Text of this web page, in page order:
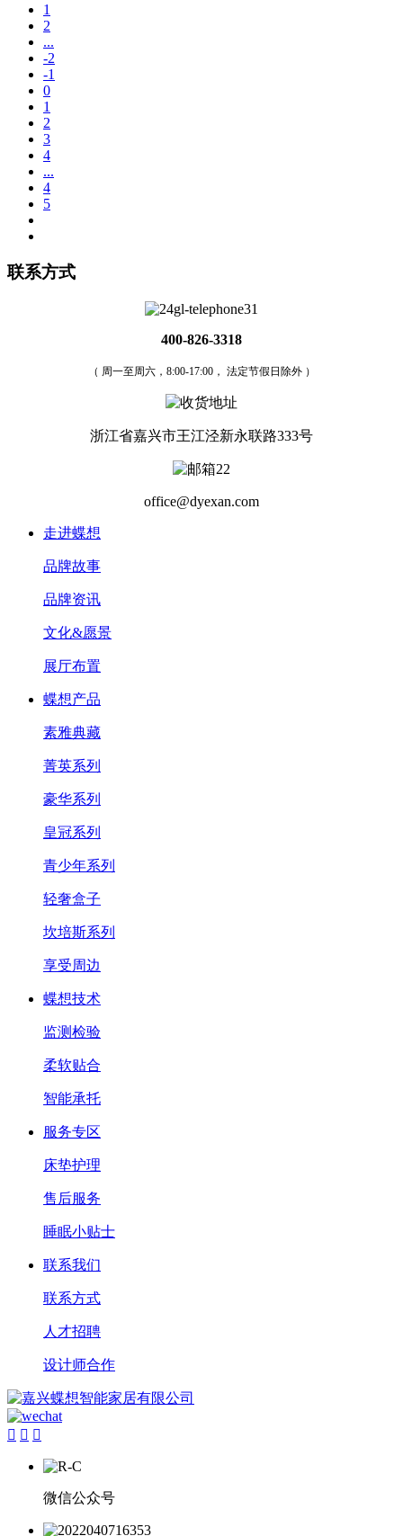
1
2
...
-2
-1
0
1
2
3
4
...
4
5
联系方式
400-826-3318
（ 周一至周六，8:00-17:00， 法定节假日除外 ）
浙江省嘉兴市王江泾新永联路333号
office@dyexan.com
走进蝶想
品牌故事
品牌资讯
文化&愿景
展厅布置
蝶想产品
素雅典藏
菁英系列
豪华系列
皇冠系列
青少年系列
轻奢盒子
坎培斯系列
享受周边
蝶想技术
监测检验
柔软贴合
智能承托
服务专区
床垫护理
售后服务
睡眠小贴士
联系我们
联系方式
人才招聘
设计师合作
  
微信公众号